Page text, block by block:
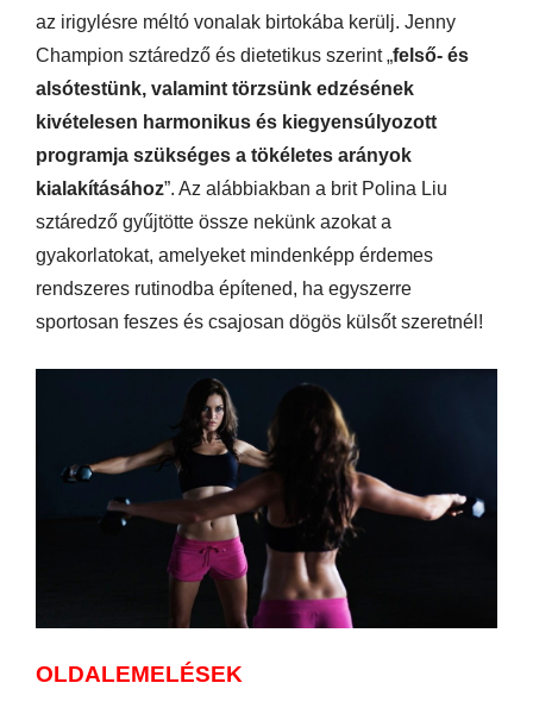
az irigylésre méltó vonalak birtokába kerülj. Jenny
Champion sztáredző és dietetikus szerint „felső- és
alsótestünk, valamint törzsünk edzésének
kivételesen harmonikus és kiegyensúlyozott
programja szükséges a tökéletes arányok
kialakításához”. Az alábbiakban a brit Polina Liu
sztáredző gyűjtötte össze nekünk azokat a
gyakorlatokat, amelyeket mindenképp érdemes
rendszeres rutinodba építened, ha egyszerre
sportosan feszes és csajosan dögös külsőt szeretnél!
OLDALEMELÉSEK